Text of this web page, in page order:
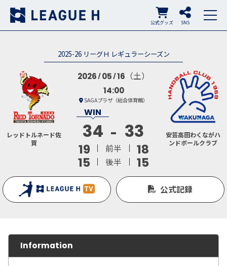
SNS
公式グッズ
2025-26 リーグＨ レギュラーシーズン
レッドトルネード佐
賀
2026 05 16 （土）
14:00
SAGAプラザ（総合体育館）
34 33
19 前半
18
15
後半 15
安芸高田わくながハ
ンドボールクラブ
公式記録
Information